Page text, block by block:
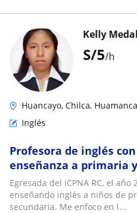
S/5/h
Kelly
Huancayo, Chilca,
Inglés
Profesora de inglés
enseñanza a primaria
intermedio
Egresada del ICPNA RC, el
enseñando inglés a niños de
secundaria. Me enfoco en l...